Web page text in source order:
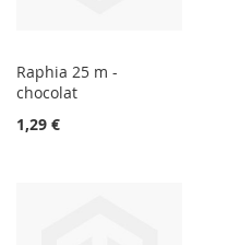
Raphia 25 m -
chocolat
1,29 €